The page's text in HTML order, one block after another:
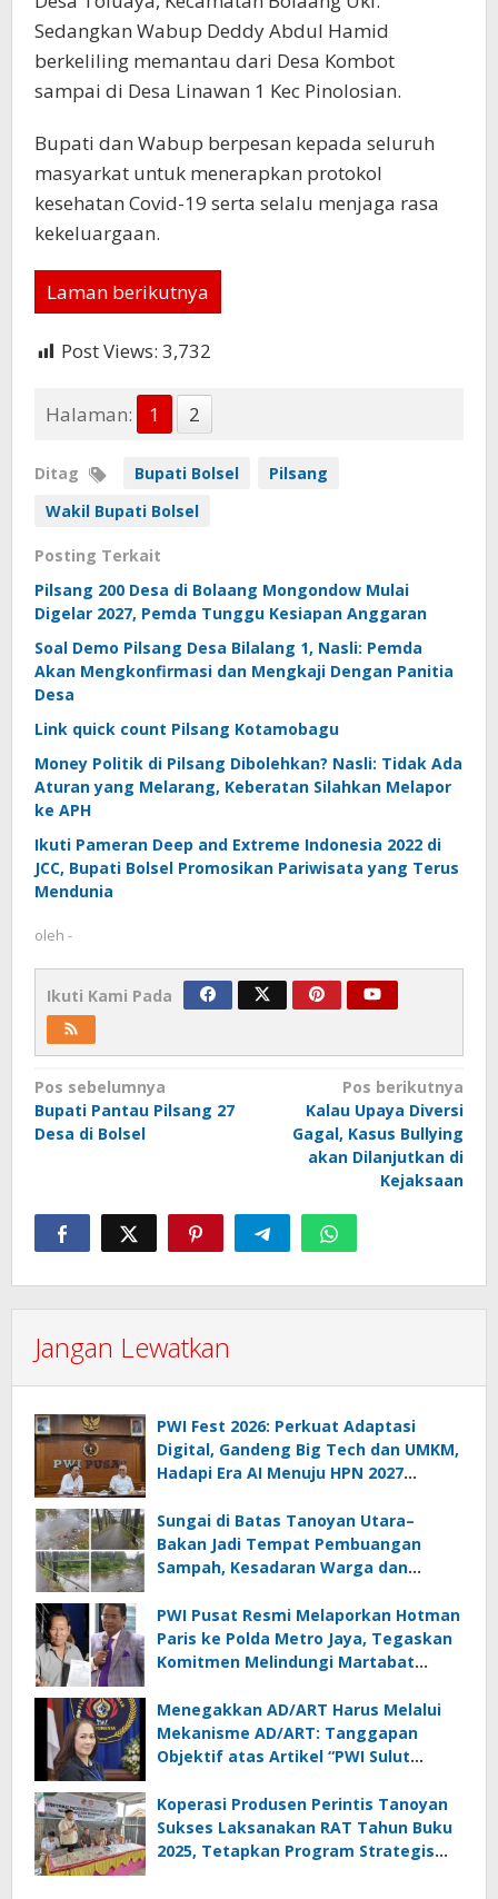
Sedangkan Wabup Deddy Abdul Hamid
berkeliling memantau dari Desa Kombot
sampai di Desa Linawan 1 Kec Pinolosian.
Bupati dan Wabup berpesan kepada seluruh
masyarkat untuk menerapkan protokol
kesehatan Covid-19 serta selalu menjaga rasa
kekeluargaan.
Laman berikutnya
Post Views: 3,732
Halaman: 1 2
Ditag Bupati Bolsel
Pilsang
Wakil Bupati Bolsel
Posting Terkait
Pilsang 200 Desa di Bolaang Mongondow Mulai
Digelar 2027, Pemda Tunggu Kesiapan Anggaran
Soal Demo Pilsang Desa Bilalang 1, Nasli: Pemda
Akan Mengkonfirmasi dan Mengkaji Dengan Panitia
Desa
Link quick count Pilsang Kotamobagu
Money Politik di Pilsang Dibolehkan? Nasli: Tidak Ada
Aturan yang Melarang, Keberatan Silahkan Melapor
ke APH
Ikuti Pameran Deep and Extreme Indonesia 2022 di
JCC, Bupati Bolsel Promosikan Pariwisata yang Terus
Mendunia
oleh -
Ikuti Kami Pada
Navigasi
pos
Pos sebelumnya
Bupati Pantau Pilsang 27
Desa di Bolsel
Pos berikutnya
Kalau Upaya Diversi
Gagal, Kasus Bullying
akan Dilanjutkan di
Kejaksaan
Jangan Lewatkan
PWI Fest 2026: Perkuat Adaptasi
Digital, Gandeng Big Tech dan UMKM,
Hadapi Era AI Menuju HPN 2027
Sungai di Batas Tanoyan Utara–
Bakan Jadi Tempat Pembuangan
Sampah, Kesadaran Warga dan
PWI Pusat Resmi Melaporkan Hotman
Paris ke Polda Metro Jaya, Tegaskan
Komitmen Melindungi Martabat
Menegakkan AD/ART Harus Melalui
Mekanisme AD/ART: Tanggapan
Objektif atas Artikel “PWI Sulut
Melanggar Aturan”
Koperasi Produsen Perintis Tanoyan
Sukses Laksanakan RAT Tahun Buku
2025, Tetapkan Program Strategis